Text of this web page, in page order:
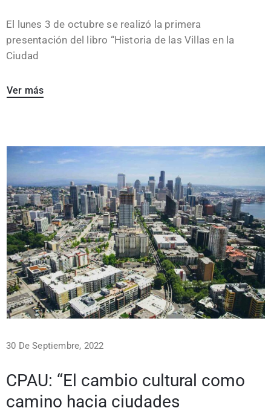
El lunes 3 de octubre se realizó la primera
presentación del libro “Historia de las Villas en la
Ciudad
Ver más
30 De Septiembre, 2022
CPAU: “El cambio cultural como
camino hacia ciudades